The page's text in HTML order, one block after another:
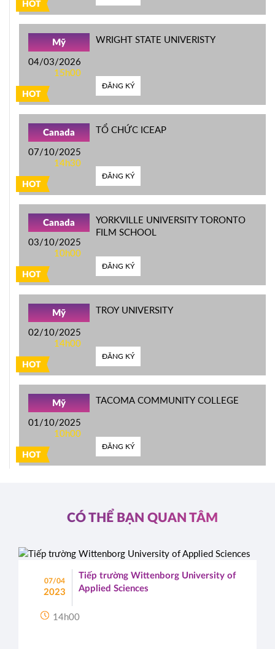
HOT
HOT
Mỹ
04/03/2026
15h00
WRIGHT STATE UNIVERISTY
ĐĂNG KÝ
HOT
Canada
07/10/2025
14h30
TỔ CHỨC ICEAP
ĐĂNG KÝ
HOT
Canada
03/10/2025
10h00
YORKVILLE UNIVERSITY TORONTO
FILM SCHOOL
ĐĂNG KÝ
HOT
Mỹ
02/10/2025
14h00
TROY UNIVERSITY
ĐĂNG KÝ
HOT
Mỹ
01/10/2025
10h00
TACOMA COMMUNITY COLLEGE
ĐĂNG KÝ
CÓ THỂ BẠN QUAN TÂM
07/04
2023
Tiếp trường Wittenborg University of
Applied Sciences
14h00